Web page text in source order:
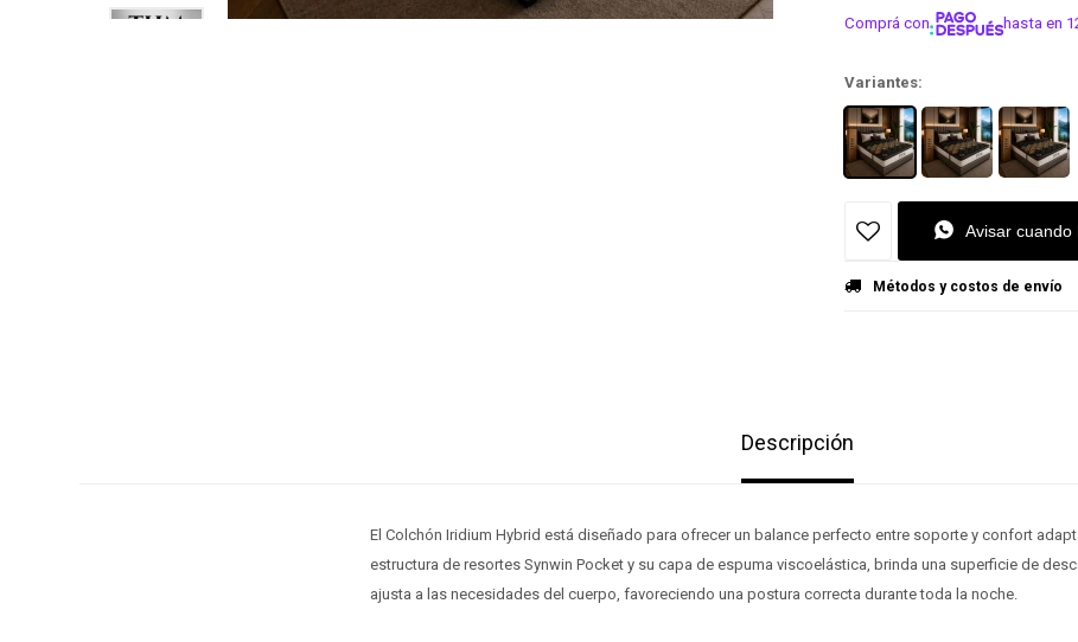
Comprá con hasta en
Variantes:
Avisar cuando
Métodos y costos de envío
Descripción
El Colchón Iridium Hybrid está diseñado para ofrecer un balance perfecto entre soporte y confort
estructura de resortes Synwin Pocket y su capa de espuma viscoelástica, brinda una superficie de
ajusta a las necesidades del cuerpo, favoreciendo una postura correcta durante toda la noche.